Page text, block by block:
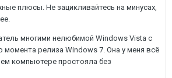
плюсы. Не зацикливайтесь на минусах,
многими нелюбимой Windows Vista с
момента релиза Windows 7. Она у меня всё
компьютере простояла без